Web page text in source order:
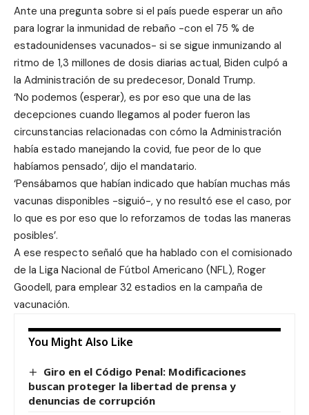
Ante una pregunta sobre si el país puede esperar un año
para lograr la inmunidad de rebaño -con el 75 % de
estadounidenses vacunados- si se sigue inmunizando al
ritmo de 1,3 millones de dosis diarias actual, Biden culpó a
la Administración de su predecesor, Donald Trump.
‘No podemos (esperar), es por eso que una de las
decepciones cuando llegamos al poder fueron las
circunstancias relacionadas con cómo la Administración
había estado manejando la covid, fue peor de lo que
habíamos pensado’, dijo el mandatario.
‘Pensábamos que habían indicado que habían muchas más
vacunas disponibles -siguió-, y no resultó ese el caso, por
lo que es por eso que lo reforzamos de todas las maneras
posibles’.
A ese respecto señaló que ha hablado con el comisionado
de la Liga Nacional de Fútbol Americano (NFL), Roger
Goodell, para emplear 32 estadios en la campaña de
vacunación.
You Might Also Like
Giro en el Código Penal: Modificaciones
buscan proteger la libertad de prensa y
denuncias de corrupción